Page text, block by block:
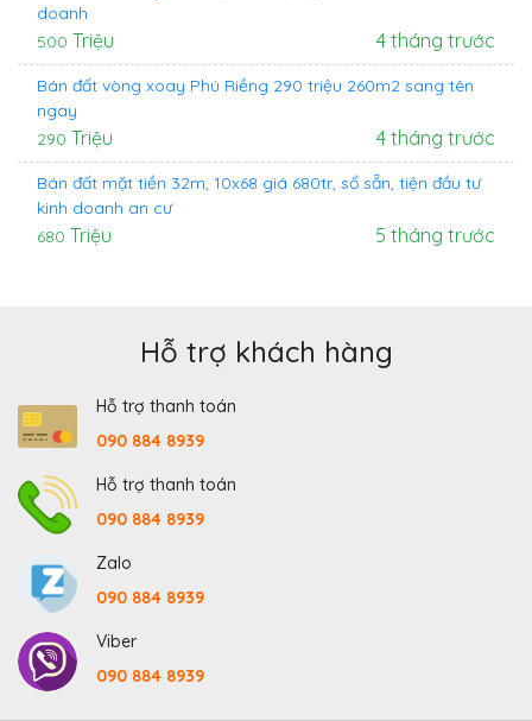
doanh
500 Triệu 4 tháng trước
Bán đất vòng xoay Phú Riềng 290 triệu 260m2 sang tên
ngay
290 Triệu 4 tháng trước
Bán đất mặt tiền 32m, 10x68 giá 680tr, sổ sẵn, tiện đầu tư
kinh doanh an cư
680 Triệu 5 tháng trước
Hỗ trợ khách hàng
Hỗ trợ thanh toán
090 884 8939
Hỗ trợ thanh toán
090 884 8939
Zalo
090 884 8939
Viber
090 884 8939